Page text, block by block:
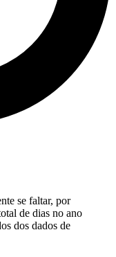
se faltar, por
de dias no ano
dos dados de